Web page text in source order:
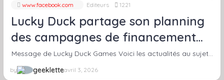
www.facebook.com Editeurs 1221
Lucky Duck partage son planning
des campagnes de financement
(Wroth, Too Many Bones, 20
strong…)
Message de Lucky Duck Games Voici les actualités au sujet…
by geekletteavril 3, 2026